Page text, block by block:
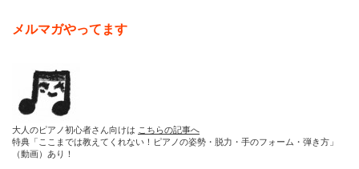
メルマガやってます
大人のピアノ初心者さん向けは こちらの記事へ
特典「ここまでは教えてくれない！ピアノの姿勢・脱力・手のフォーム・弾き方」
（動画）あり！